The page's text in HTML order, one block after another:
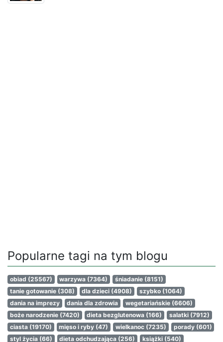
Popularne tagi na tym blogu
obiad (25567) warzywa (7364) śniadanie (8151)
tanie gotowanie (308) dla dzieci (4908) szybko (1064)
dania na imprezy
dania dla zdrowia wegetariańskie (6606)
boże narodzenie (7420) dieta bezglutenowa (166) salatki (7912)
ciasta (19170) mięso i ryby (47) wielkanoc (7235) porady (601)
styl życia (66) dieta odchudzająca (256) książki (540)